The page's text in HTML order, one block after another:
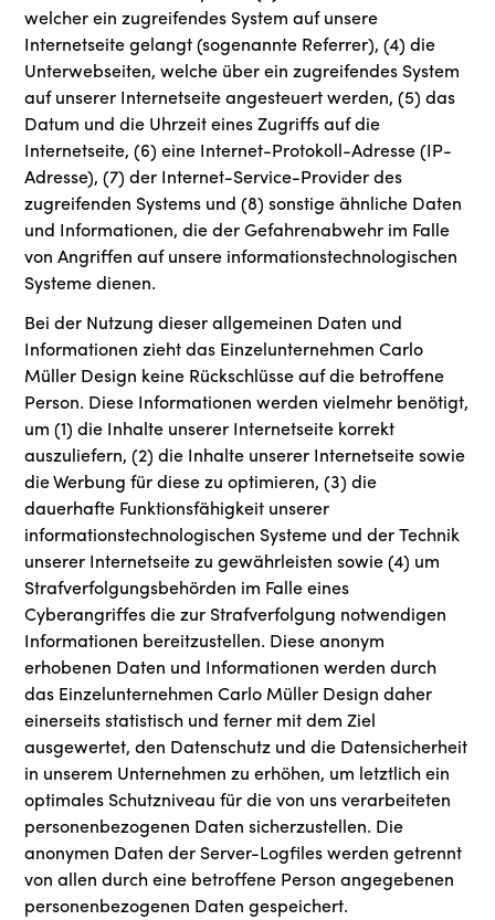
welcher ein zugreifendes System auf unsere
Internetseite gelangt (sogenannte Referrer), (4) die
Unterwebseiten, welche über ein zugreifendes System
auf unserer Internetseite angesteuert werden, (5) das
Datum und die Uhrzeit eines Zugriffs auf die
Internetseite, (6) eine Internet-Protokoll-Adresse (IP-
Adresse), (7) der Internet-Service-Provider des
zugreifenden Systems und (8) sonstige ähnliche Daten
und Informationen, die der Gefahrenabwehr im Falle
von Angriffen auf unsere informationstechnologischen
Systeme dienen.
Bei der Nutzung dieser allgemeinen Daten und
Informationen zieht das Einzelunternehmen Carlo
Müller Design keine Rückschlüsse auf die betroffene
Person. Diese Informationen werden vielmehr benötigt,
um (1) die Inhalte unserer Internetseite korrekt
auszuliefern, (2) die Inhalte unserer Internetseite sowie
die Werbung für diese zu optimieren, (3) die
dauerhafte Funktionsfähigkeit unserer
informationstechnologischen Systeme und der Technik
unserer Internetseite zu gewährleisten sowie (4) um
Strafverfolgungsbehörden im Falle eines
Cyberangriffes die zur Strafverfolgung notwendigen
Informationen bereitzustellen. Diese anonym
erhobenen Daten und Informationen werden durch
das Einzelunternehmen Carlo Müller Design daher
einerseits statistisch und ferner mit dem Ziel
ausgewertet, den Datenschutz und die Datensicherheit
in unserem Unternehmen zu erhöhen, um letztlich ein
optimales Schutzniveau für die von uns verarbeiteten
personenbezogenen Daten sicherzustellen. Die
anonymen Daten der Server-Logfiles werden getrennt
von allen durch eine betroffene Person angegebenen
personenbezogenen Daten gespeichert.